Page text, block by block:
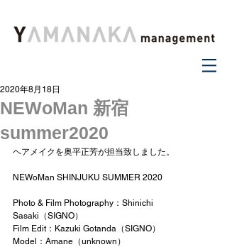
NEWoMan 新宿
summer2020
2020年8月18日
ヘアメイクを奥平正芳が担当致しました。
NEWoMan SHINJUKU SUMMER 2020
Photo & Film Photography：Shinichi
Sasaki（SIGNO）﻿
Film Edit：Kazuki Gotanda（SIGNO）﻿
Model：Amane（unknown）﻿